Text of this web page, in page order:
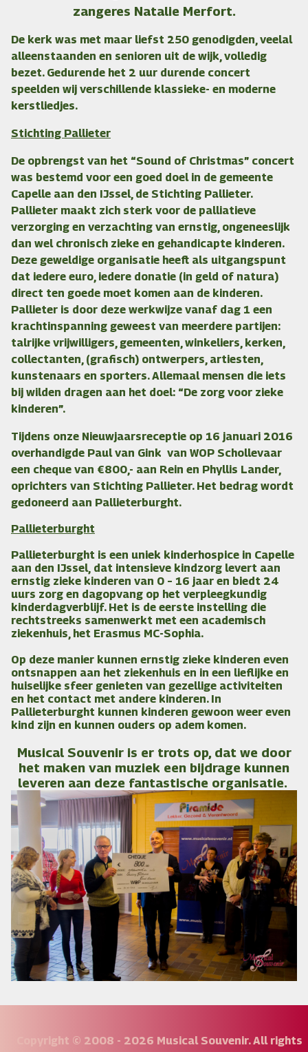
zangeres Natalie Merfort.
De kerk was met maar liefst 250 genodigden, veelal
alleenstaanden en senioren uit de wijk, volledig
bezet. Gedurende het 2 uur durende concert
speelden wij verschillende klassieke- en moderne
kerstliedjes.
Stichting Pallieter
De opbrengst van het “Sound of Christmas” concert
was bestemd voor een goed doel in de gemeente
Capelle aan den IJssel, de Stichting Pallieter.
Pallieter maakt zich sterk voor de palliatieve
verzorging en verzachting van ernstig, ongeneeslijk
dan wel chronisch zieke en gehandicapte kinderen.
Deze geweldige organisatie heeft als uitgangspunt
dat iedere euro, iedere donatie (in geld of natura)
direct ten goede moet komen aan de kinderen.
Pallieter is door deze werkwijze vanaf dag 1 een
krachtinspanning geweest van meerdere partijen:
talrijke vrijwilligers, gemeenten, winkeliers, kerken,
collectanten, (grafisch) ontwerpers, artiesten,
kunstenaars en sporters. Allemaal mensen die iets
bij wilden dragen aan het doel: “De zorg voor zieke
kinderen”.
Tijdens onze Nieuwjaarsreceptie op 16 januari 2016
overhandigde Paul van Gink van WOP Schollevaar
een cheque van €800,- aan Rein en Phyllis Lander,
oprichters van Stichting Pallieter. Het bedrag wordt
gedoneerd aan Pallieterburght.
Pallieterburght
Pallieterburght is een uniek kinderhospice in Capelle
aan den IJssel, dat intensieve kindzorg levert aan
ernstig zieke kinderen van 0 – 16 jaar en biedt 24
uurs zorg en dagopvang op het verpleegkundig
kinderdagverblijf. Het is de eerste instelling die
rechtstreeks samenwerkt met een academisch
ziekenhuis, het Erasmus MC-Sophia.
Op deze manier kunnen ernstig zieke kinderen even
ontsnappen aan het ziekenhuis en in een lieflijke en
huiselijke sfeer genieten van gezellige activiteiten
en het contact met andere kinderen. In
Pallieterburght kunnen kinderen gewoon weer even
kind zijn en kunnen ouders op adem komen.
Musical Souvenir is er trots op, dat we door
het maken van muziek een bijdrage kunnen
leveren aan deze fantastische organisatie.
Copyright © 2008 - 2026 Musical Souvenir. All rights